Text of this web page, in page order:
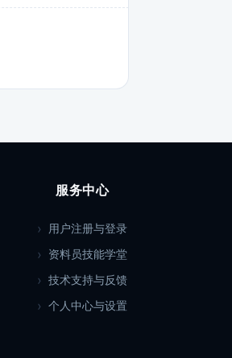
服务中心
用户注册与登录
资料员技能学堂
技术支持与反馈
个人中心与设置